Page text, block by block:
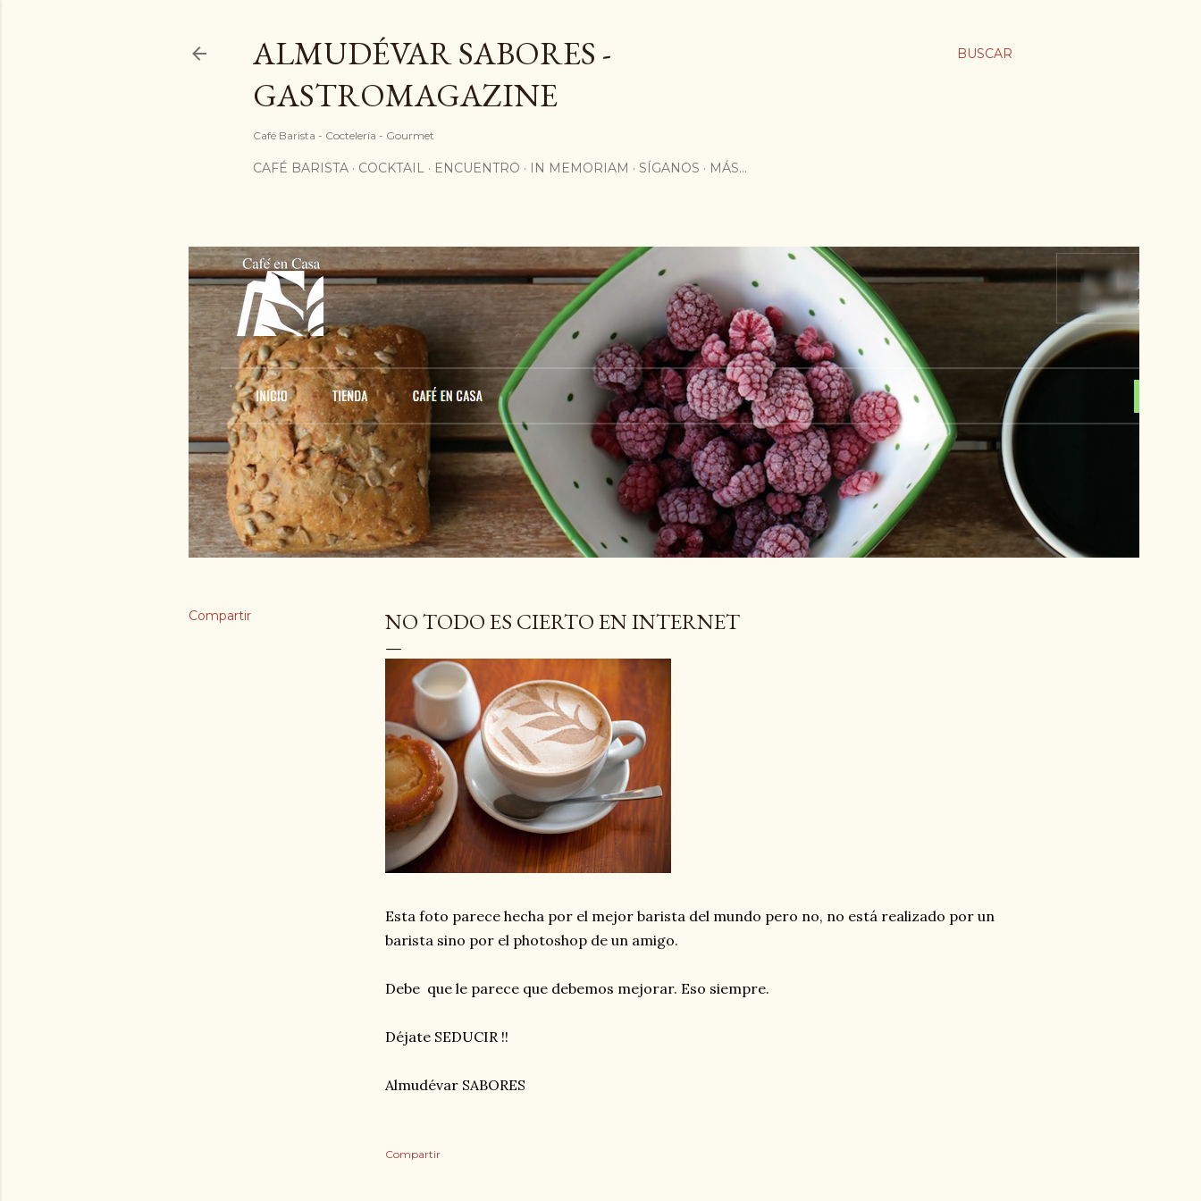
BUSCAR
ALMUDÉVAR SABORES -
GASTROMAGAZINE
Café Barista - Coctelería - Gourmet
CAFÉ BARISTA COCKTAIL ENCUENTRO IN MEMORIAM SÍGANOS MÁS…
Compartir NO TODO ES CIERTO EN INTERNET
Esta foto parece hecha por el mejor barista del mundo pero no, no está realizado por un
barista sino por el photoshop de un amigo.
Debe que le parece que debemos mejorar. Eso siempre.
Déjate SEDUCIR !!
Almudévar SABORES
Compartir